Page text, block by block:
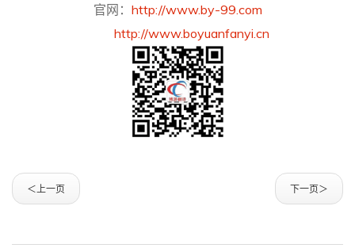
官网： http://www.by-99.com
http://www.boyuanfanyi.cn
＜上一页 下一页＞